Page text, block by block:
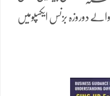
والے دوروزہ بزنس ایکسپومیں